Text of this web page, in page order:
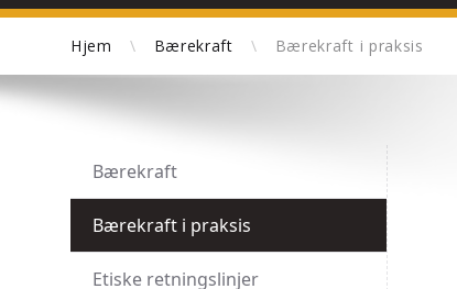
Hjem \ Bærekraft \ Bærekraft i praksis
Bærekraft
Bærekraft i praksis
Etiske retningslinjer